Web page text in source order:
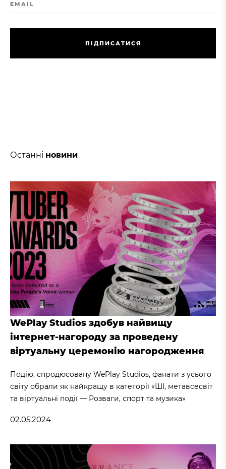
EMAIL
П І ДП ИСАТИСЯ
Останні новини
WePlay Studios здобув найвищу
інтернет-нагороду за проведену
віртуальну церемонію нагородження
Подію, спродюсовану WePlay Studios, фанати з усього
світу обрали як найкращу в категорії «ШІ, метавсесвіт
та віртуальні події — Розваги, спорт та музика»
02.05.2024